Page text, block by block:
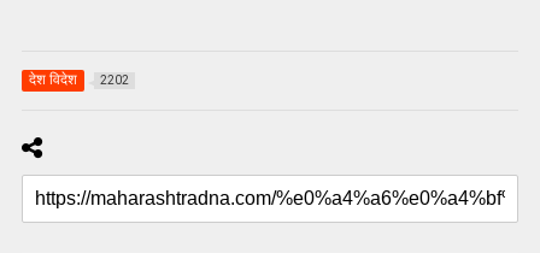
देश विदेश 2202